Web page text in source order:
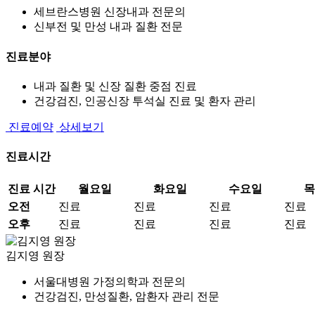
세브란스병원 신장내과 전문의
신부전 및 만성 내과 질환 전문
진료분야
내과 질환 및 신장 질환 중점 진료
건강검진, 인공신장 투석실 진료 및 환자 관리
진료예약 상세보기
진료시간
진료 시간 월요일 화요일 수요일
오전
진료 진료 진료 진료
오후
진료 진료 진료 진료
김지영 원장
서울대병원 가정의학과 전문의
건강검진, 만성질환, 암환자 관리 전문